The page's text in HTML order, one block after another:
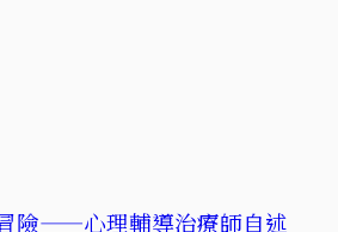
險——心理輔導治療師自述